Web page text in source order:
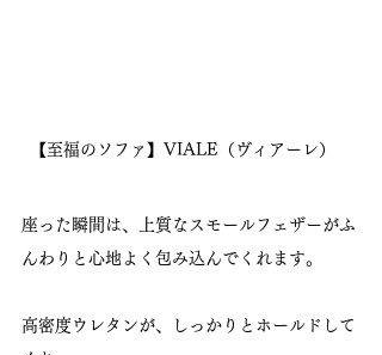
【至福のソファ】VIALE（ヴィアーレ）
座った瞬間は、上質なスモールフェザーがふ
んわりと心地よく包み込んでくれます。
高密度ウレタンが、しっかりとホールドして